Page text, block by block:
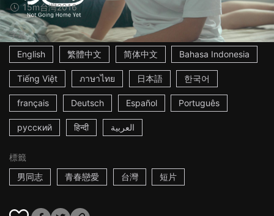
15m台灣2016
字幕
English
繁體中文 简体中文 Bahasa Indonesia
Tiếng Việt ภาษาไทย 日本語 한국어
français Deutsch Español Português
русский हिन्दी العربية
標籤
男同志
青春戀愛 台灣 短片